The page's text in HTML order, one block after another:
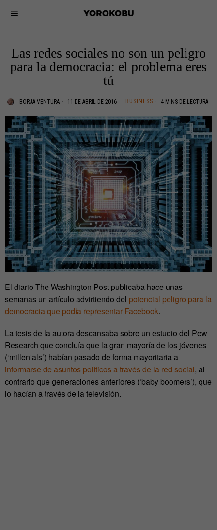
Las redes sociales no son un peligro
para la democracia: el problema eres
tú
BORJA VENTURA 11 DE ABRIL DE 2016 BUSINESS 4 MINS DE LECTURA
El diario The Washington Post publicaba hace unas
semanas un artículo advirtiendo del potencial peligro para la
democracia que podía representar Facebook.
La tesis de la autora descansaba sobre un estudio del Pew
Research que concluía que la gran mayoría de los jóvenes
(‘millenials’) habían pasado de forma mayoritaria a
informarse de asuntos políticos a través de la red social, al
contrario que generaciones anteriores (‘baby boomers’), que
lo hacían a través de la televisión.